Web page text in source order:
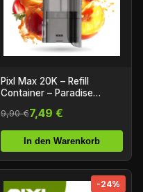
Pixl Max 20K – Refill
Container – Paradise
9,90 €7,49 €
In den Warenkorb
-24%